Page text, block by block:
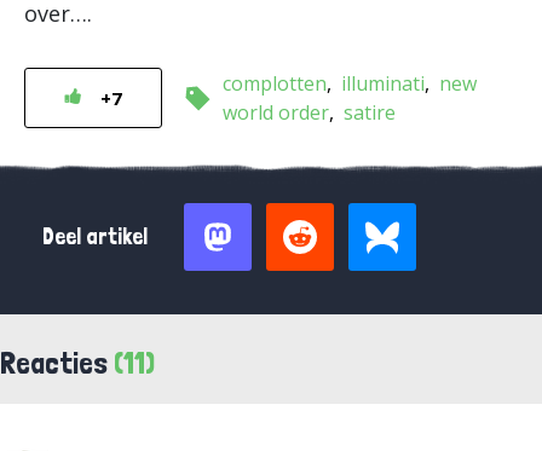
over….
+7
complotten illuminati
new
world order satire
Deel artikel
Reacties (11)